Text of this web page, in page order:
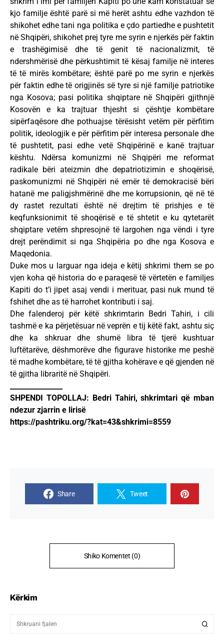
kjo familje është parë si më herët ashtu edhe vazhdon të
shikohet edhe tani nga politika e çdo partiedhe e pushtetit
në Shqipëri, shikohet prej tyre me syrin e njerkës për faktin
e trashëgimisë dhe të genit të nacionalizmit, të
ndershmërisë dhe përkushtimit të kësaj familje në interes
të të mirës kombëtare; është parë po me syrin e njerkës
për faktin edhe të origjinës së tyre si një familje patriotike
nga Kosova; pasi politika shqiptare në Shqipëri gjithnjë
Kosovën e ka trajtuar thjesht si çështje kombëtare
sipërfaqësore dhe pothuajse tërësisht vetëm për përfitim
politik, ideologjik e për përfitim për interesa personale dhe
të pushtetit, pasi edhe vetë Shqipërinë e kanë trajtuar
kështu. Ndërsa komunizmi në Shqipëri me reformat
radikale bëri ateizmin dhe depatriotizimin e shoqërisë,
paskomunizmi në Shqipëri në emër të demokracisë bëri
hatanë me paligjshmërinë dhe me korrupsionin, që në të
dy rastet rezultati është në drejtim të prishjes e të
keqfunksionimit të shoqërisë e të shtetit e ku qytetarët
shqiptare vetëm shpresojnë të largohen nga vëndi i tyre
drejt perëndimit si nga Shqipëria po dhe nga Kosova e
Maqedonia.
Duke mos u larguar nga ideja e këtij shkrimi them se po
vjen koha që historia do e paraqesë të vërtetën e familjes
Kapiti do t’i jipet asaj vendi i merituar, pasi nuk mund të
fshihet dhe as të harrohet kontributi i saj.
Dhe falenderoj për këtë shkrimtarin Bedri Tahiri, i cili
tashmë e ka përjetësuar në veprën e tij këtë fakt, ashtu siç
dhe ka shkruar dhe shumë libra të tjerë kushtuar
luftëtarëve, dëshmorëve dhe figurave historike me peshë
të madhe kombëtare, të të gjitha kohërave e që gjenden në
të gjitha libraritë në Shqipëri.
SHPENDI TOPOLLAJ: Bedri Tahiri, shkrimtari që mban
ndezur zjarrin e lirisë
https://pashtriku.org/?kat=43&shkrimi=8559
Share Tweet
Shiko Komentet (0)
Kërkim